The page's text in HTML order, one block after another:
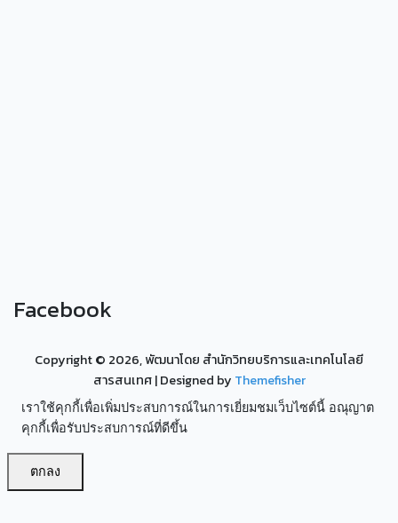
Facebook
Copyright © 2026, พัฒนาโดย สำนักวิทยบริการและเทคโนโลยี
สารสนเทศ| Designed by Themefisher
เราใช้คุกกี้เพื่อเพิ่มประสบการณ์ในการเยี่ยมชมเว็บไซต์นี้ อณุญาต
คุกกี้เพื่อรับประสบการณ์ที่ดีขึ้น
ตกลง